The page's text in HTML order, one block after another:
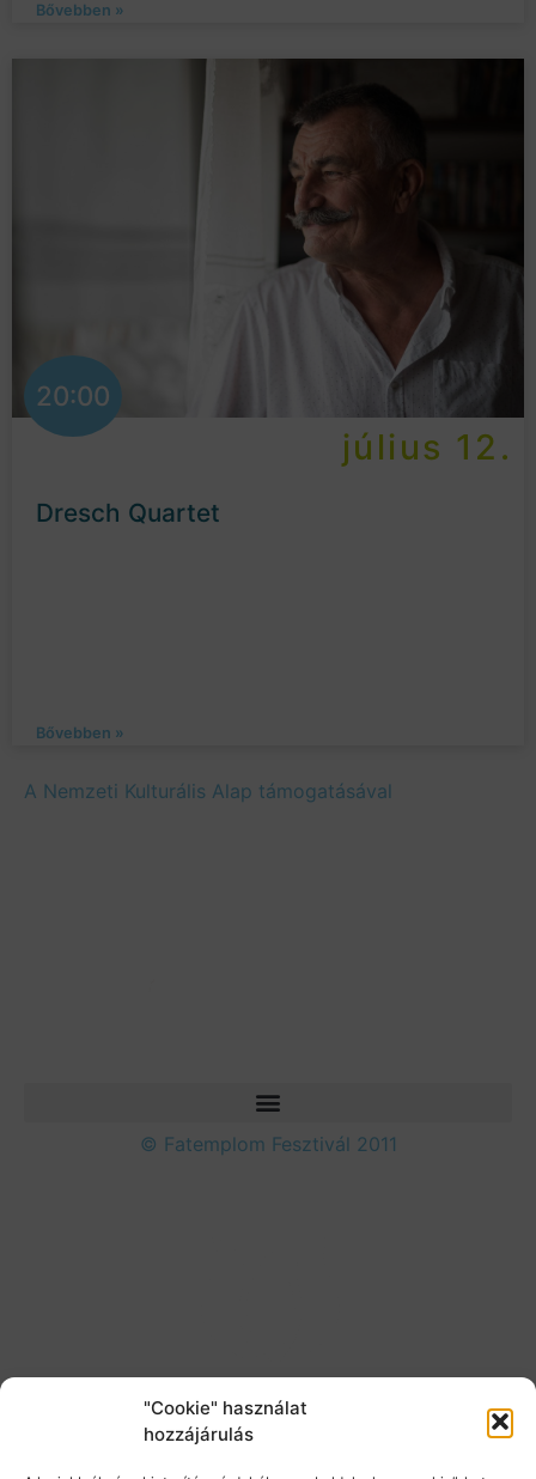
"Cookie" használat
hozzájárulás
Bővebben »
20:00
július 12.
Dresch Quartet
Bővebben »
A Nemzeti Kulturális Alap támogatásával
© Fatemplom Fesztivál 2011